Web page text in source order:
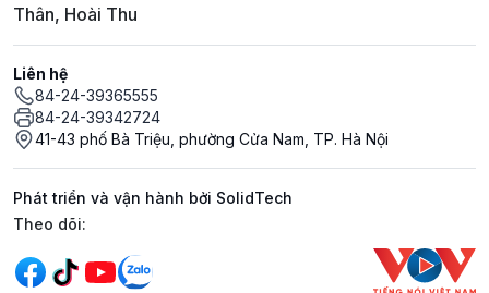
Thân, Hoài Thu
Liên hệ
84-24-39365555
84-24-39342724
41-43 phố Bà Triệu, phường Cửa Nam, TP. Hà Nội
Phát triển và vận hành bởi SolidTech
Mạng xã hội
Theo dõi: